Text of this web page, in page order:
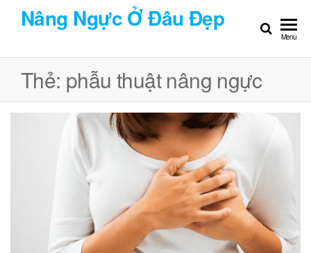
Chuyển
dung
Nâng Ngực Ở Đâu Đẹp
Menu
Thẻ: phẫu thuật nâng ngực